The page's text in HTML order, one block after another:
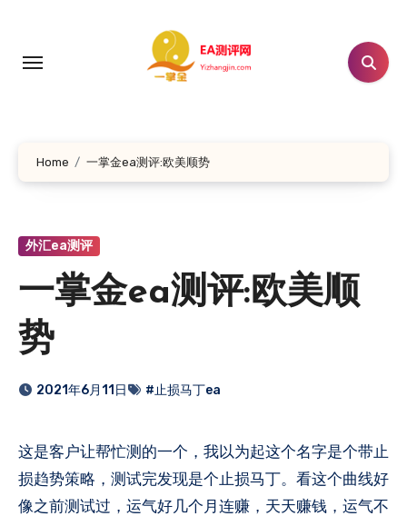
Home 一掌金ea测评:欧美顺势
外汇ea测评
一掌金ea测评:欧美顺
势
2021年6月11日 #止损马丁ea
这是客户让帮忙测的一个，我以为起这个名字是个带止
损趋势策略，测试完发现是个止损马丁。看这个曲线好
像之前测试过，运气好几个月连赚，天天赚钱，运气不